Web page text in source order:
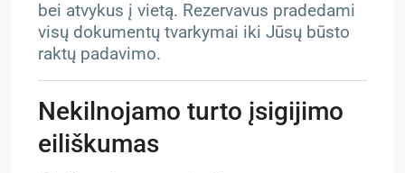
bei atvykus į vietą. Rezervavus pradedami
visų dokumentų tvarkymai iki Jūsų būsto
raktų padavimo.
Nekilnojamo turto įsigijimo
eiliškumas